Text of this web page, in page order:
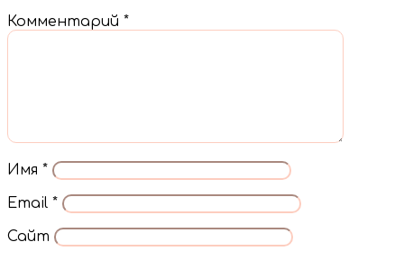
Комментарий *
Имя *
Email *
Сайт